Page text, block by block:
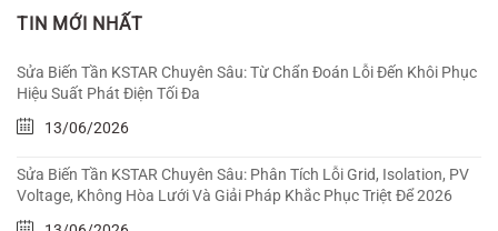
TIN MỚI NHẤT
Sửa Biến Tần KSTAR Chuyên Sâu: Từ Chẩn Đoán Lỗi Đến Khôi Phục
Hiệu Suất Phát Điện Tối Đa
13/06/2026
Sửa Biến Tần KSTAR Chuyên Sâu: Phân Tích Lỗi Grid, Isolation, PV
Voltage, Không Hòa Lưới Và Giải Pháp Khắc Phục Triệt Để 2026